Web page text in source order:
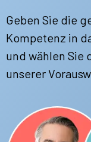
Geben Sie die
Kompetenz in
und wählen Sie
unserer